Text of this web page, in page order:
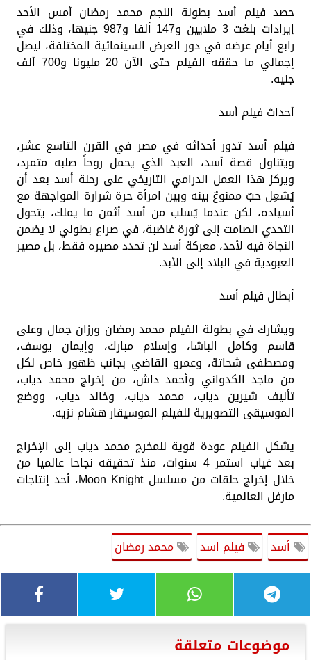
حصد فيلم أسد بطولة النجم محمد رمضان أمس الأحد
إيرادات بلغت 3 ملايين و147 ألفا و987 جنيها، وذلك في
رابع أيام عرضه في دور العرض السينمائية المختلفة، ليصل
إجمالي ما حققه الفيلم حتى الآن 20 مليونا و700 ألف
جنيه.
أحداث فيلم أسد
‎فيلم أسد تدور أحداثه في مصر في القرن التاسع عشر،
ويتناول قصة أسد، العبد الذي يحمل روحاً صلبه متمرد،
ويركز هذا العمل الدرامي التاريخي على رحلة أسد بعد أن
يُشعِل حبٌ ممنوعٌ بينه وبين امرأة حرة شرارة المواجهة مع
أسياده، لكن عندما يُسلب من أسد أثمن ما يملك، يتحول
التحدي الصامت إلى ثورة غاضبة، في صراع بطولي لا يضمن
النجاة فيه لأحد، معركة أسد لن تحدد مصيره فقط، بل مصير
العبودية في البلاد إلى الأبد.
أبطال فيلم أسد
ويشارك في بطولة الفيلم محمد رمضان ورزان جمال وعلى
قاسم وكامل الباشا، وإسلام مبارك، وإيمان يوسف،
ومصطفى شحاتة، وعمرو القاضي بجانب ظهور خاص لكل
من ماجد الكدواني وأحمد داش، من إخراج محمد دياب،
تأليف شيرين دياب، محمد دياب، وخالد دياب، ووضع
الموسيقى التصويرية للفيلم الموسيقار هشام نزيه.
يشكل الفيلم عودة قوية للمخرج محمد دياب إلى الإخراج
بعد غياب استمر 4 سنوات، منذ تحقيقه نجاحا عالميا من
خلال إخراج حلقات من مسلسل Moon Knight، أحد إنتاجات
مارفل العالمية.
أسد فيلم اسد محمد رمضان
موضوعات متعلقة